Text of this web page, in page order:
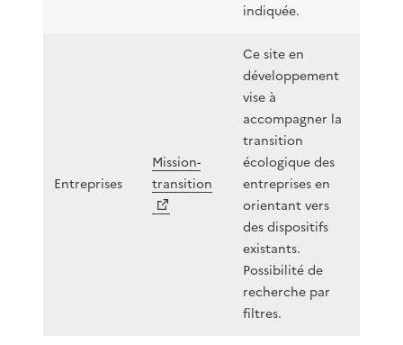
indiquée.
Entreprises
Mission-
transition
Ce site en
développement
vise à
accompagner la
transition
écologique des
entreprises en
orientant vers
des dispositifs
existants.
Possibilité de
recherche par
filtres.